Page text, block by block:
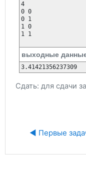
4
0 0
0 1
1 0
1 1
выходные
Сдать: для сдачи
◀︎ Первые